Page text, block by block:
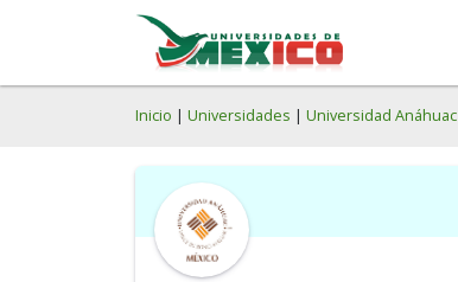
Inicio | Universidades | Universidad